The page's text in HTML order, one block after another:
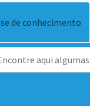
de conhecimento